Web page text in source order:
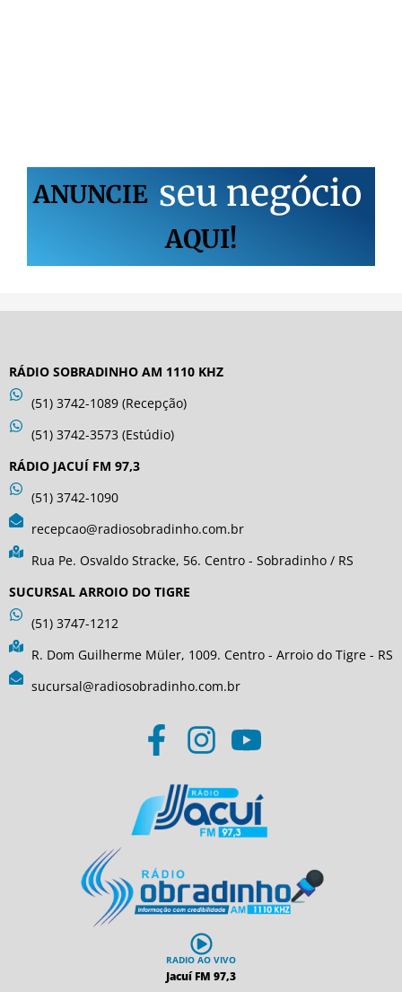
ANUNCIE seu negócio
AQUI!
RÁDIO SOBRADINHO AM 1110 KHZ
(51) 3742-1089 (Recepção)
(51) 3742-3573 (Estúdio)
RÁDIO JACUÍ FM 97,3
(51) 3742-1090
recepcao@radiosobradinho.com.br
Rua Pe. Osvaldo Stracke, 56. Centro - Sobradinho / RS
SUCURSAL ARROIO DO TIGRE
(51) 3747-1212
R. Dom Guilherme Müler, 1009. Centro - Arroio do Tigre - RS
sucursal@radiosobradinho.com.br
RADIO AO VIVO
Jacuí FM 97,3